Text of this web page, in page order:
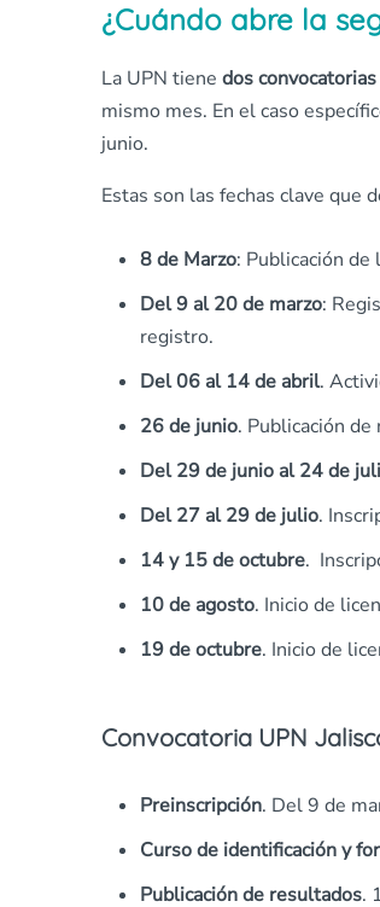
¿Cuándo abre la
La UPN tiene dos
mismo mes. En el caso
junio.
Estas son las fechas clave que
8 de Marzo: Publicación de
Del 9 al 20 de marzo:
registro.
Del 06 al 14 de abril.
26 de junio. Publicación
Del 29 de junio al 24 de
Del 27 al 29 de julio.
14 y 15 de octubre.
10 de agosto. Inicio de
19 de octubre. Inicio de
Convocatoria UPN
Preinscripción. Del 9 de
Curso de identificación y
Publicación de resultados.